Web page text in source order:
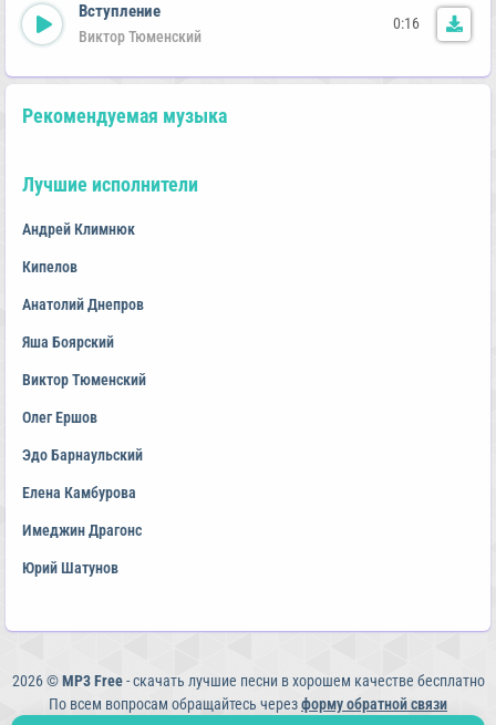
Вступление
Виктор Тюменский
0:16
Рекомендуемая музыка
Лучшие исполнители
Андрей Климнюк
Кипелов
Анатолий Днепров
Яша Боярский
Виктор Тюменский
Олег Ершов
Эдо Барнаульский
Елена Камбурова
Имеджин Драгонс
Юрий Шатунов
2026 ©MP3 Free- скачать лучшие песни в хорошем качестве бесплатно
По всем вопросам обращайтесь черезформу обратной связи